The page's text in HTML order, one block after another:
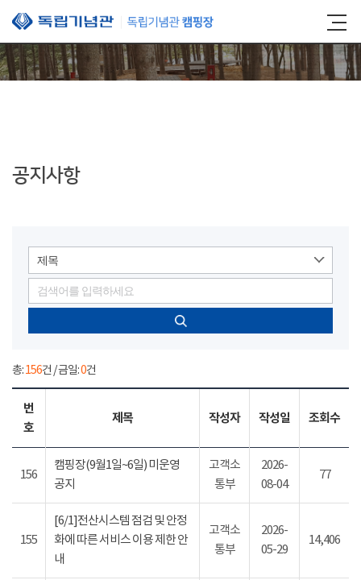
본문 바로가기
공지사항
제목
총:156건 / 금일:0건
번
호
제목 작성자 작성일 조회수
156
캠핑장(9월1일~6일) 미운영
공지
고객소
통부
2026-
08-04
77
155
[6/1]전산시스템 점검 및 안정
화에 따른 서비스 이용 제한 안
내
고객소
통부
2026-
05-29
14,406